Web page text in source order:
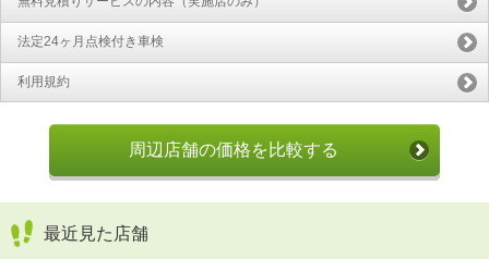
法定24ヶ月点検付き車検
利用規約
周辺店舗の価格を比較する
最近見た店舗